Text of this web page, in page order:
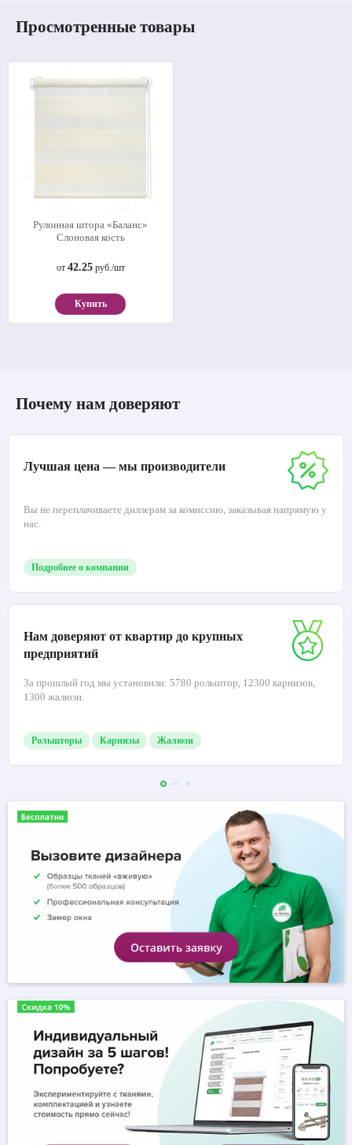
Просмотренные товары
Рулонная штора «Баланс»
Слоновая кость
от 42.25руб./шт
Купить
Почему нам доверяют
Лучшая цена — мы производители
Вы не переплачиваете диллерам за комиссию, заказывая напрямую у
нас.
Подробнее о компании
Нам доверяют от квартир до крупных
предприятий
За прошлый год мы установили: 5780 рольштор, 12300 карнизов,
1300 жалюзи.
Рольшторы Карнизы Жалюзи